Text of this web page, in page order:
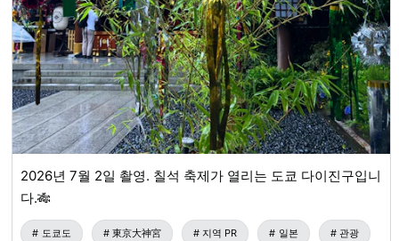
2026년 7월 2일 촬영. 칠석 축제가 열리는 도쿄 다이진구입니
다.🎋
도쿄도 東京大神宮 지역 PR 일본 관광